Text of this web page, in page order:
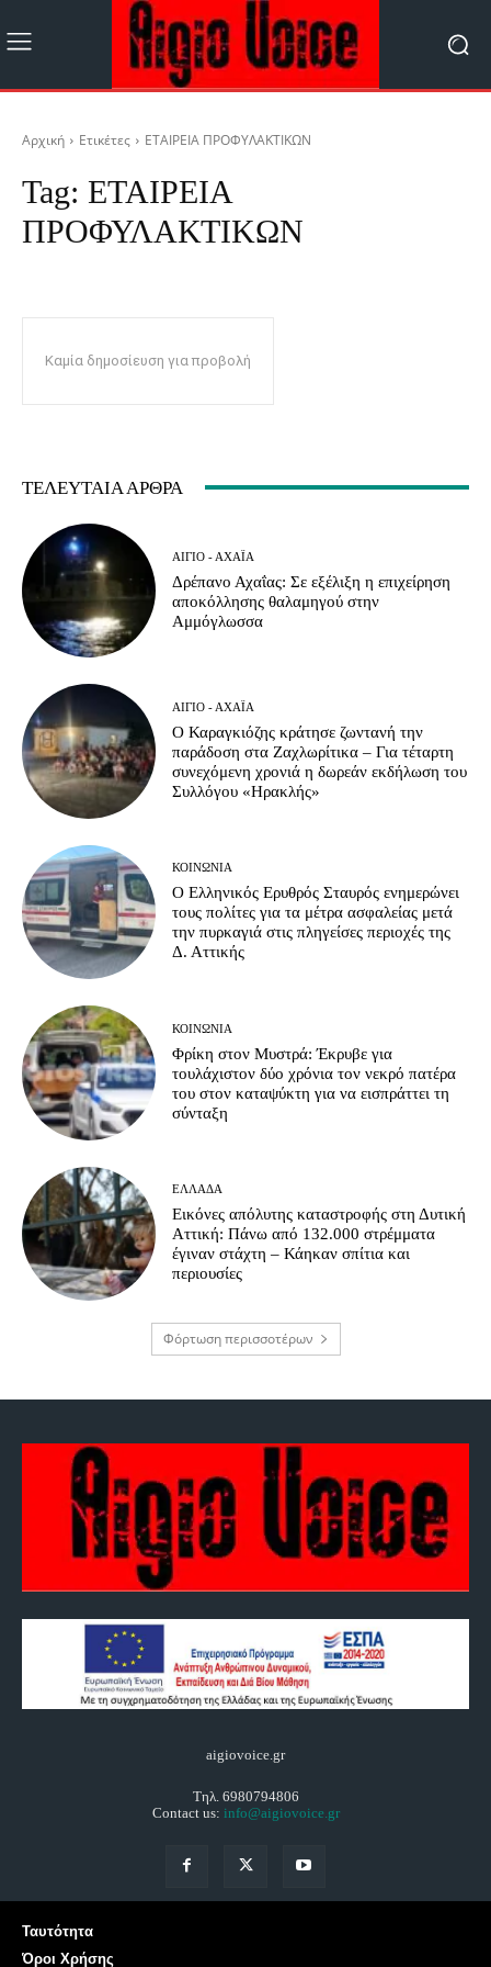
Αρχική Ετικέτες ΕΤΑΙΡΕΙΑ ΠΡΟΦΥΛΑΚΤΙΚΩΝ
Tag: ΕΤΑΙΡΕΙΑ
ΠΡΟΦΥΛΑΚΤΙΚΩΝ
Καμία δημοσίευση για προβολή
ΤΕΛΕΥΤΑΊΑ ΆΡΘΡΑ
ΑΊΓΙΟ - ΑΧΑΪ́Α
Δρέπανο Αχαΐας: Σε εξέλιξη η επιχείρηση
αποκόλλησης θαλαμηγού στην
Αμμόγλωσσα
ΑΊΓΙΟ - ΑΧΑΪ́Α
Ο Καραγκιόζης κράτησε ζωντανή την
παράδοση στα Ζαχλωρίτικα – Για τέταρτη
συνεχόμενη χρονιά η δωρεάν εκδήλωση του
Συλλόγου «Ηρακλής»
ΚΟΙΝΩΝΊΑ
Ο Ελληνικός Ερυθρός Σταυρός ενημερώνει
τους πολίτες για τα μέτρα ασφαλείας μετά
την πυρκαγιά στις πληγείσες περιοχές της
Δ. Αττικής
ΚΟΙΝΩΝΊΑ
Φρίκη στον Μυστρά: Έκρυβε για
τουλάχιστον δύο χρόνια τον νεκρό πατέρα
του στον καταψύκτη για να εισπράττει τη
σύνταξη
ΕΛΛΆΔΑ
Εικόνες απόλυτης καταστροφής στη Δυτική
Αττική: Πάνω από 132.000 στρέμματα
έγιναν στάχτη – Κάηκαν σπίτια και
περιουσίες
Φόρτωση περισσοτέρων
aigiovoice.gr
Τηλ. 6980794806
Contact us: info@aigiovoice.gr
Ταυτότητα
Όροι Χρήσης